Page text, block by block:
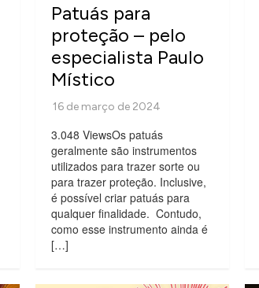
Patuás para
proteção – pelo
especialista Paulo
Místico
3.048 ViewsOs patuás
geralmente são instrumentos
utilizados para trazer sorte ou
para trazer proteção. Inclusive,
é possível criar patuás para
qualquer finalidade. Contudo,
como esse instrumento ainda é
[…]